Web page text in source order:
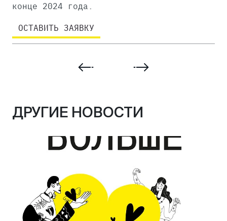
конце 2024 года.
ОСТАВИТЬ ЗАЯВКУ
ДРУГИЕ НОВОСТИ